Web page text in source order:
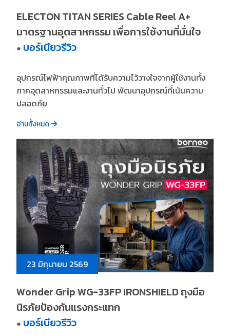
ELECTON TITAN SERIES Cable Reel A+
มาตรฐานอุตสาหกรรม เพื่อการใช้งานที่มั่นใจ
● บอร์เนียวรีวิว
อุปกรณ์ไฟฟ้าคุณภาพที่ได้รับความไว้วางใจจากผู้ใช้งานทั้ง
ภาคอุตสาหกรรมและงานทั่วไป พัฒนาอุปกรณ์ที่เน้นความ
ปลอดภัย
อ่านทั้งหมด
23 มิถุนายน 2569
Wonder Grip WG-33FP IRONSHIELD ถุงมือ
นิรภัยป้องกันแรงกระแทก
● บอร์เนียวรีวิว